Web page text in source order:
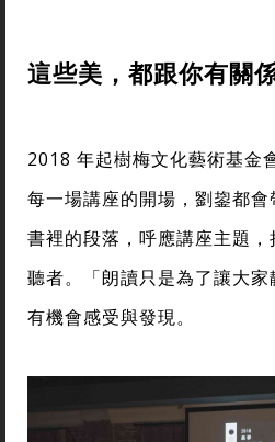
這些美，都跟你有關
2018 年起樹梅文化藝術基金
每一場講座的開場，劉鋆都
書裡的段落，呼應講座主題
聽者。「朗讀只是為了讓大
有機會感受與發現。